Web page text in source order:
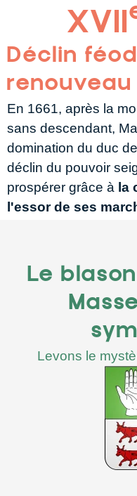
XVII
Déclin
renouveau
En 1661, après la
sans descendant,
domination du duc
déclin du pouvoir
prospérer grâce à la
l'essor de ses
Le
Levons le